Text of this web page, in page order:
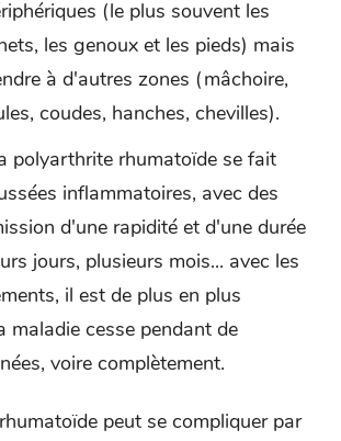
(le plus souvent les
les genoux et les pieds) mais
à d'autres zones (mâchoire,
coudes, hanches, chevilles).
polyarthrite rhumatoïde se fait
inflammatoires, avec des
d'une rapidité et d'une durée
jours, plusieurs mois... avec les
il est de plus en plus
maladie cesse pendant de
voire complètement.
peut se compliquer par